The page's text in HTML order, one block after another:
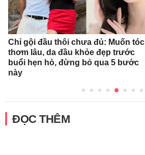
Chỉ gội đầu thôi chưa đủ: Muốn tóc
thơm lâu, da đầu khỏe đẹp trước
buổi hẹn hò, đừng bỏ qua 5 bước
này
ĐỌC THÊM